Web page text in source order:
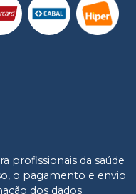
profissionais da saúde
o pagamento e envio
dos dados